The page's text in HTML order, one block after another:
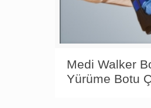
Medi Walker
Yürüme Botu